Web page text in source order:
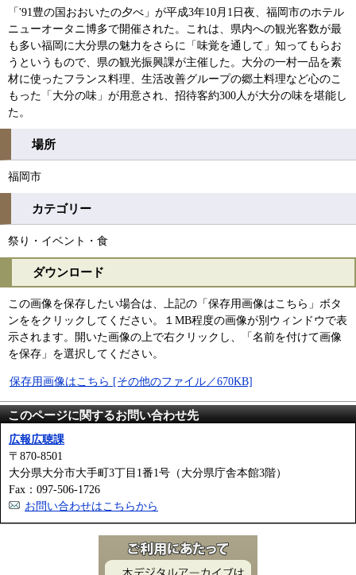
「'91豊の国おおいたの夕べ」が平成3年10月1日夜、福岡市のホテル
ニューオータニ博多で開催された。これは、県内への観光客数が最
も多い福岡に大分県の魅力をさらに「味覚を通して」知ってもらお
うというもので、県の観光振興課が主催した。大分の一村一品を素
材に使ったフランス料理、生活改善グループの郷土料理など心のこ
もった「大分の味」が用意され、招待客約300人が大分の味を堪能し
た。
場所
福岡市
カテゴリー
祭り・イベント・食
ダウンロード
この画像を保存したい場合は、上記の「保存用画像はこちら」ボタ
ンををクリックしてください。１MB程度の画像が別ウィンドウで表
示されます。開いた画像の上で右クリックし、「名前を付けて画像
を保存」を選択してください。
保存用画像はこちら [その他のファイル／670KB]
このページに関するお問い合わせ先
広報広聴課
〒870-8501
大分県大分市大手町3丁目1番1号（大分県庁舎本館3階）
Fax：097-506-1726
お問い合わせはこちらから